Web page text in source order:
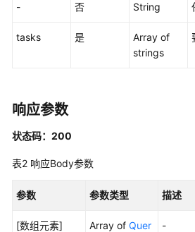
读
API
概
览
何
- 否 String
tasks 是
Array of
strings
响应参数
状态码：200
表2 响应Body参数
参数 参数类型 描述
[数组元素] Array of Quer
-